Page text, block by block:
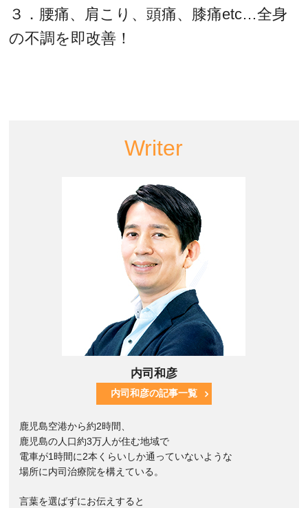
３．腰痛、肩こり、頭痛、膝痛etc…全身
の不調を即改善！
Writer
内司和彦
内司和彦の記事一覧
鹿児島空港から約2時間、
鹿児島の人口約3万人が住む地域で
電車が1時間に2本くらいしか通っていないような
場所に内司治療院を構えている。
言葉を選ばずにお伝えすると